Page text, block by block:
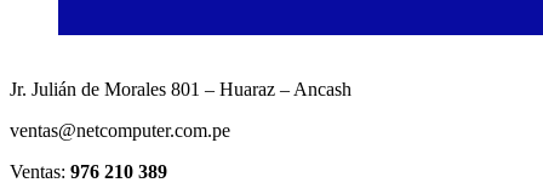
Jr. Julián de Morales 801 – Huaraz – Ancash
ventas@netcomputer.com.pe
Ventas: 976 210 389